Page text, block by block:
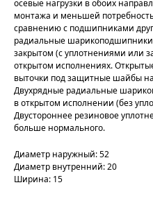
осевые нагрузки в обоих
монтажа и меньшей
сравнению с подшипниками
радиальные шарикоподшипники
закрытом (с уплотнениями или
открытом исполнениях.
выточки под защитные шайбы
Двухрядные радиальные
в открытом исполнении (без
Двустороннее резиновое
больше нормального.
Диаметр наружный: 52
Диаметр внутренний: 20
Ширина: 15